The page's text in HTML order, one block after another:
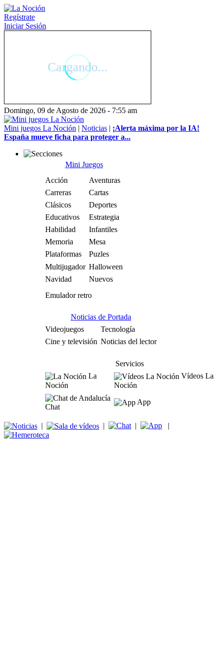
Regístrate
Iniciar Sesión
Domingo, 09 de Agosto de 2026 - 7:55 am
Mini juegos La Noción | Noticias | ¡Alerta máxima por la IA!
España mueve ficha para proteger a...
Mini Juegos
Acción
Aventuras
Carreras
Cartas
Clásicos
Deportes
Educativos
Estrategia
Habilidad
Infantiles
Memoria
Mesa
Plataformas
Puzles
Multijugador Halloween
Navidad
Nuevos
Emulador retro
Noticias de Portada
Videojuegos
Tecnología
Cine y televisión Noticias del lector
Servicios
La
Noción
Vídeos La
Noción
Chat
App
| | | |